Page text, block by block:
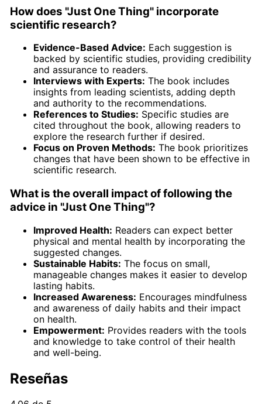
How does "Just One Thing" incorporate
scientific research?
Evidence-Based Advice: Each suggestion is
backed by scientific studies, providing credibility
and assurance to readers.
Interviews with Experts: The book includes
insights from leading scientists, adding depth
and authority to the recommendations.
References to Studies: Specific studies are
cited throughout the book, allowing readers to
explore the research further if desired.
Focus on Proven Methods: The book prioritizes
changes that have been shown to be effective in
scientific research.
What is the overall impact of following the
advice in "Just One Thing"?
Improved Health: Readers can expect better
physical and mental health by incorporating the
suggested changes.
Sustainable Habits: The focus on small,
manageable changes makes it easier to develop
lasting habits.
Increased Awareness: Encourages mindfulness
and awareness of daily habits and their impact
on health.
Empowerment: Provides readers with the tools
and knowledge to take control of their health
and well-being.
Reseñas